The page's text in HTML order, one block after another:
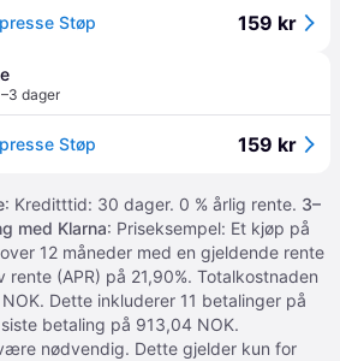
Støp 159 kr
dager
Støp 159 kr
: Kreditttid: 30 dager. 0 % årlig rente. 3–
med Klarna: Priseksempel: Et kjøp på
12 måneder med en gjeldende rente
rente (APR) på 21,90%. Totalkostnaden
Dette inkluderer 11 betalinger på
betaling på 913,04 NOK.
nødvendig. Dette gjelder kun for